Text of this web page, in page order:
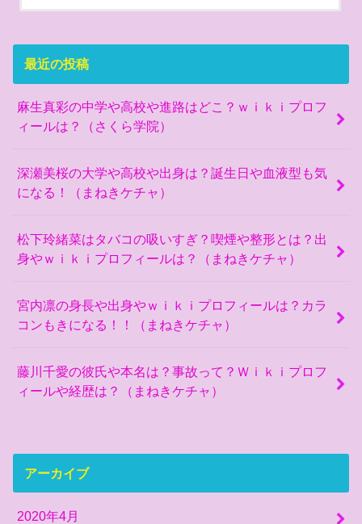
最近の投稿
麻生真彩の中学や高校や進路はどこ？ｗｉｋｉプロフ
ィールは？（さくら学院）
深瀬美桜の大学や高校や出身は？誕生日や血液型も気
になる！（まねきケチャ）
松下玲緒菜はタバコの吸いすぎ？喫煙や整形とは？出
身やｗｉｋｉプロフィールは？（まねきケチャ）
宮内凛の身長や出身やｗｉｋｉプロフィールは？カラ
コンもきになる！！（まねきケチャ）
藤川千愛の彼氏や本名は？事故って？Ｗｉｋｉプロフ
ィールや経歴は？（まねきケチャ）
アーカイブ
2020年4月